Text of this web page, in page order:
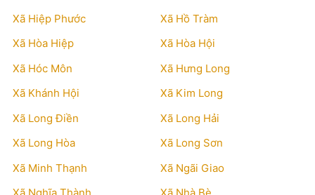
Xã Hiệp Phước
Xã Hồ Tràm
Xã Hòa Hiệp
Xã Hòa Hội
Xã Hóc Môn
Xã Hưng Long
Xã Khánh Hội
Xã Kim Long
Xã Long Điền
Xã Long Hải
Xã Long Hòa
Xã Long Sơn
Xã Minh Thạnh
Xã Ngãi Giao